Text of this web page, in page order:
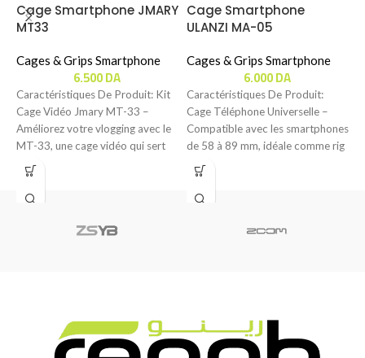
Cage Smartphone JMARY
MT33
Cages & Grips Smartphone
6.500DA
Caractéristiques De Produit: Kit
Cage Vidéo Jmary MT-33 –
Améliorez votre vlogging avec le
MT-33, une cage vidéo qui sert
Cage Smartphone
ULANZI MA-05
Cages & Grips Smartphone
6.000DA
Caractéristiques De Produit:
Cage Téléphone Universelle –
Compatible avec les smartphones
de 58 à 89 mm, idéale comme rig
vidéo